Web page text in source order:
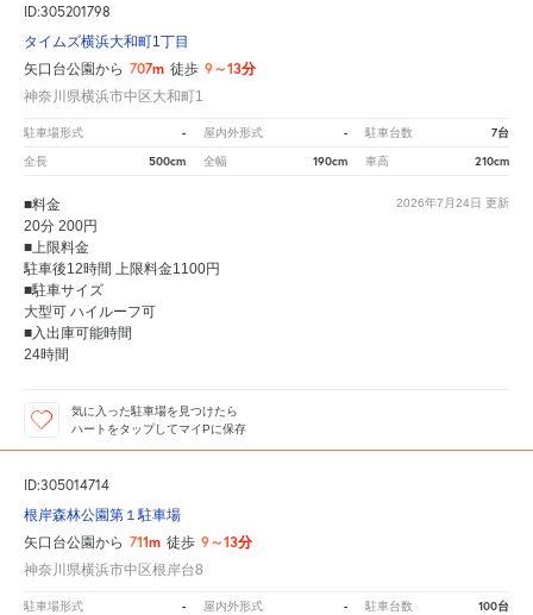
ID:305201798
タイムズ横浜大和町1丁目
矢口台公園から 707m 徒歩 9～13分
神奈川県横浜市中区大和町1
駐車場形式 - 屋内外形式 - 駐車台数 7台
全長 500cm 全幅 190cm 車高 210cm
2026年7月24日 更新
■料金
20分 200円
■上限料金
駐車後12時間 上限料金1100円
■駐車サイズ
大型可 ハイルーフ可
■入出庫可能時間
24時間
気に入った駐車場を見つけたら
ハートをタップしてマイPに保存
ID:305014714
根岸森林公園第１駐車場
矢口台公園から 711m 徒歩 9～13分
神奈川県横浜市中区根岸台8
駐車場形式 - 屋内外形式 - 駐車台数 100台